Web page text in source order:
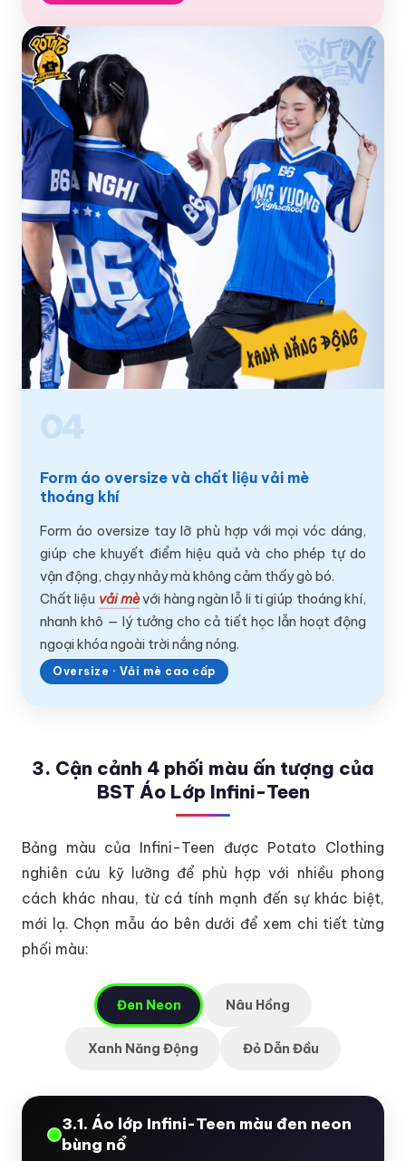
04
Form áo oversize và chất liệu vải mè
thoáng khí
Form áo oversize tay lỡ phù hợp với mọi vóc dáng,
giúp che khuyết điểm hiệu quả và cho phép tự do
vận động, chạy nhảy mà không cảm thấy gò bó.
Chất liệu vải mèvới hàng ngàn lỗ li ti giúp thoáng khí,
nhanh khô — lý tưởng cho cả tiết học lẫn hoạt động
ngoại khóa ngoài trời nắng nóng.
Oversize · Vải mè cao cấp
3. Cận cảnh 4 phối màu ấn tượng của
BST Áo Lớp Infini-Teen
Bảng màu của Infini-Teen được Potato Clothing
nghiên cứu kỹ lưỡng để phù hợp với nhiều phong
cách khác nhau, từ cá tính mạnh đến sự khác biệt,
mới lạ. Chọn mẫu áo bên dưới để xem chi tiết từng
phối màu:
Đen Neon Nâu Hồng
Xanh Năng Động Đỏ Dẫn Đầu
3.1. Áo lớp Infini-Teen màu đen neon
bùng nổ